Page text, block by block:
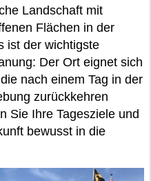
Landschaft mit
Flächen in der
ist der wichtigste
Der Ort eignet sich
nach einem Tag in der
zurückkehren
Sie Ihre Tagesziele und
bewusst in die